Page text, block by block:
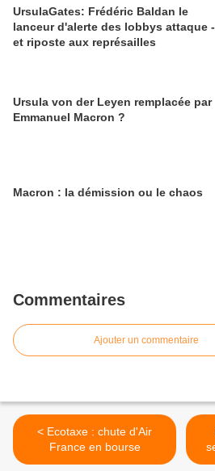
UrsulaGates: Frédéric Baldan le
lanceur d'alerte des lobbys attaque -
et riposte aux représailles
Ursula von der Leyen remplacée par
Emmanuel Macron ?
Macron : la démission ou le chaos
Commentaires
Ajouter un commentaire
< Ecotaxe : chute d'Air
France en bourse